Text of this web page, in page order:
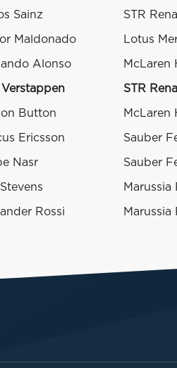
Sainz STR
Maldonado Lotus
Alonso McLaren
Verstappen STR
Button McLaren
Ericsson Sauber
Nasr Sauber
Marussia
Rossi Marussia